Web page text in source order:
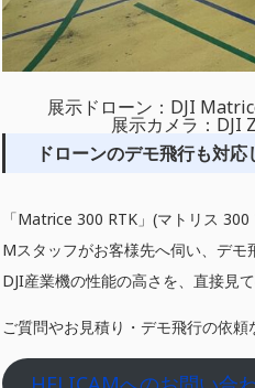
展示ドローン：DJI
展示カメラ：DJI
ドローンのデモ飛行も対応
「Matrice 300 RTK」(マトリス
Mスタッフがお客様先へ伺い、デモ
DJI産業機の性能の高さを、直接見
ご質問やお見積り・デモ飛行の依頼